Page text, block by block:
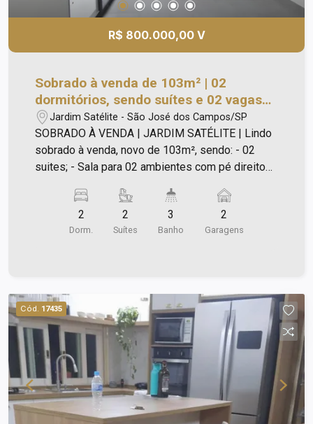
R$ 800.000,00 V
Sobrado à venda de 103m² | 02
dormitórios, sendo suítes e 02 vagas
de garagem | Jardim Satélite | São
José dos Campos |
Jardim Satélite - São José dos Campos/SP
SOBRADO À VENDA | JARDIM SATÉLITE | Lindo
sobrado à venda, novo de 103m², sendo: - 02
suites; - Sala para 02 ambientes com pé direito
gourmet; - 02 vagas de garagem; - Infra-estrutura
para ar condicionado nos quartos e na sala; -
Infra-estrutura para instalação de aquecedor
restaurante, academias.
2
Dorm.
2
Suítes
3
Banho
2
Garagens
Cód. 17435